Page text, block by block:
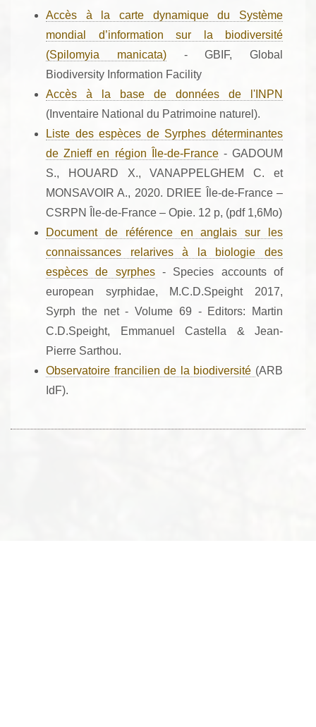
Accès à la carte dynamique du Système
mondial d’information sur la biodiversité
(Spilomyia manicata)- GBIF, Global
Biodiversity Information Facility
Accès à la base de données de l'INPN
(Inventaire National du Patrimoine naturel).
Liste des espèces de Syrphes déterminantes
de Znieff en région Île-de-France- GADOUM
S., HOUARD X., VANAPPELGHEM C. et
MONSAVOIR A., 2020. DRIEE Île-de-France –
CSRPN Île-de-France – Opie. 12 p, (pdf 1,6Mo)
Document de référence en anglais sur les
connaissances relarives à la biologie des
espèces de syrphes- Species accounts of
european syrphidae, M.C.D.Speight 2017,
Syrph the net - Volume 69 - Editors: Martin
C.D.Speight, Emmanuel Castella & Jean-
Pierre Sarthou.
Observatoire francilien de la biodiversité (ARB
IdF).